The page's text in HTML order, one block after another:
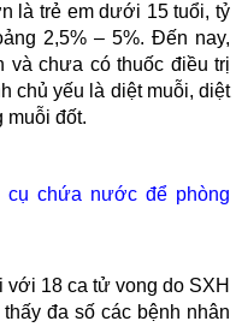
là trẻ em dưới 15 tuổi, tỷ
2,5% – 5%. Đến nay,
và chưa có thuốc điều trị
chủ yếu là diệt muỗi, diệt
muỗi đốt.
cụ chứa nước để phòng
với 18 ca tử vong do SXH
đa số các bệnh nhân